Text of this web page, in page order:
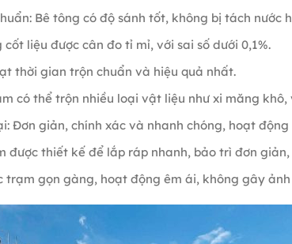
Bê tông có độ sánh tốt, không bị tách nước
liệu được cân đo tỉ mỉ, với sai số dưới 0,1%.
thời gian trộn chuẩn và hiệu quả nhất.
có thể trộn nhiều loại vật liệu như xi măng
Đơn giản, chính xác và nhanh chóng, hoạt
được thiết kế để lắp ráp nhanh, bảo trì đơn
trạm gọn gàng, hoạt động êm ái, không gây